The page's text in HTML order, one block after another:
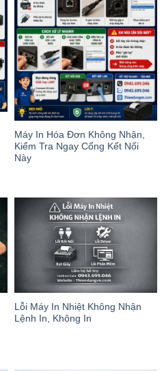
Máy In Hóa Đơn Không Nhận,
Kiểm Tra Ngay Cổng Kết Nối
Này
Lỗi Máy In Nhiệt Không Nhận
Lệnh In, Không In